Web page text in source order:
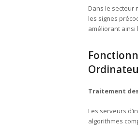
Dans le secteur
les signes
améliorant ainsi
Traitement
Les serveurs
algorithmes